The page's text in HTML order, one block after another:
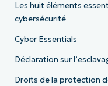
Les huit éléments
cybersécurité
Cyber Essentials
Déclaration sur
Droits de la protection